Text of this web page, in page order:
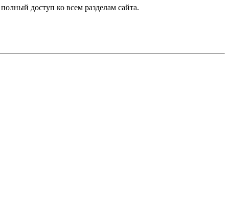
доступ ко всем разделам сайта.